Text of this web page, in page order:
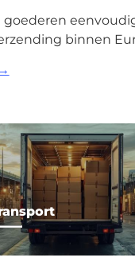
goederen
binnen